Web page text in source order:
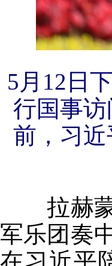
5月12日
行国事
前，习
拉赫蒙
军乐团奏